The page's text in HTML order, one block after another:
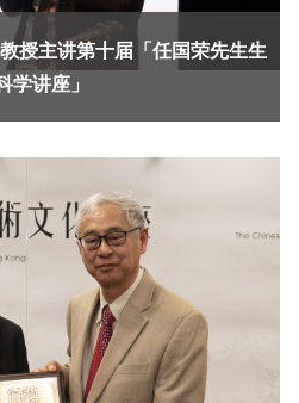
主讲第十届「任国荣先生生
学讲座」